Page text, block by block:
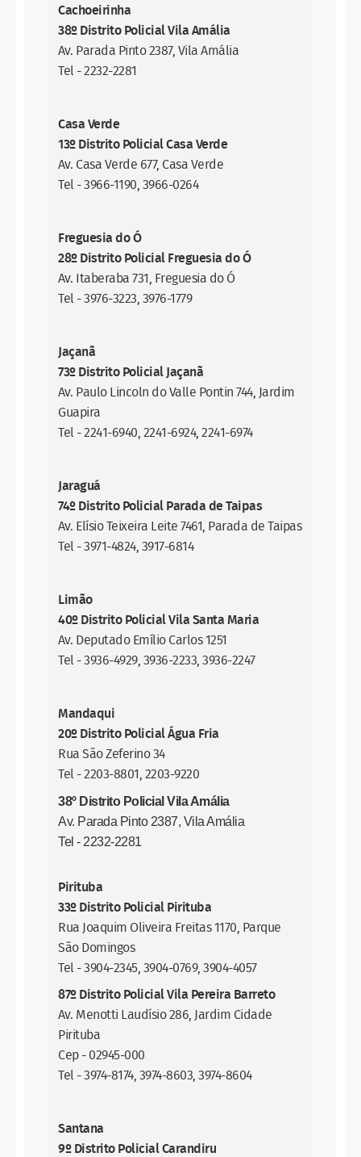
Cachoeirinha
38º Distrito Policial Vila Amália
Av. Parada Pinto 2387, Vila Amália
Tel - 2232-2281
Casa Verde
13º Distrito Policial Casa Verde
Av. Casa Verde 677, Casa Verde
Tel - 3966-1190, 3966-0264
Freguesia do Ó
28º Distrito Policial Freguesia do Ó
Av. Itaberaba 731, Freguesia do Ó
Tel - 3976-3223, 3976-1779
Jaçanã
73º Distrito Policial Jaçanã
Av. Paulo Lincoln do Valle Pontin 744, Jardim
Guapira
Tel - 2241-6940, 2241-6924, 2241-6974
Jaraguá
74º Distrito Policial Parada de Taipas
Av. Elísio Teixeira Leite 7461, Parada de Taipas
Tel - 3971-4824, 3917-6814
Limão
40º Distrito Policial Vila Santa Maria
Av. Deputado Emílio Carlos 1251
Tel - 3936-4929, 3936-2233, 3936-2247
Mandaqui
20º Distrito Policial Água Fria
Rua São Zeferino 34
Tel - 2203-8801, 2203-9220
38º Distrito Policial Vila Amália
Av. Parada Pinto 2387, Vila Amália
Tel - 2232-2281
Pirituba
33º Distrito Policial Pirituba
Rua Joaquim Oliveira Freitas 1170, Parque
São Domingos
Tel - 3904-2345, 3904-0769, 3904-4057
87º Distrito Policial Vila Pereira Barreto
Av. Menotti Laudísio 286, Jardim Cidade
Pirituba
Cep - 02945-000
Tel - 3974-8174, 3974-8603, 3974-8604
Santana
9º Distrito Policial Carandiru